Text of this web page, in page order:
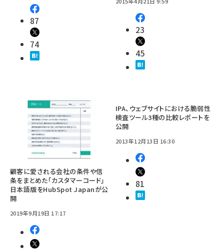
87
74
23
45
顧客に愛される会社の条件や信
条をまとめた「カスタマーコード」
日本語版をHubSpot Japanが公
開
2019年9月19日 17:17
IPA、ウェブサイトにおける脆弱性
検査ツール3種の比較レポートを
公開
2013年12月13日 16:30
81